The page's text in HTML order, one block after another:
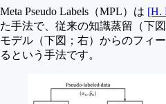
Meta Pseudo Labels（MPL）は [H.
た手法で、従来の知識蒸留（下
モデル（下図；右）からのフィ
るという手法です。